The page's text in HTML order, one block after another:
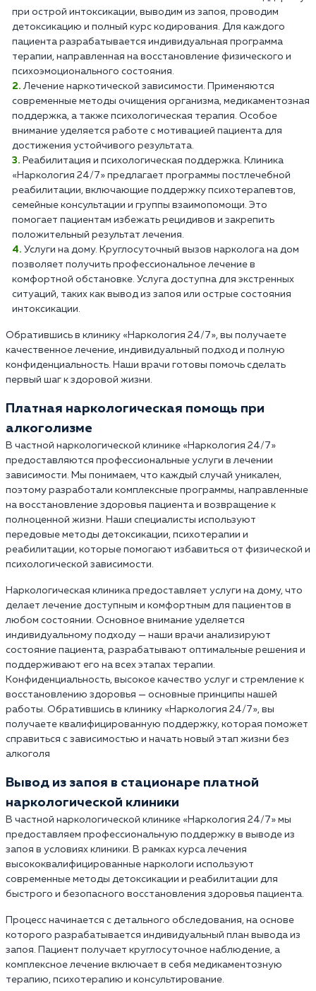
при острой интоксикации, выводим из запоя, проводим
детоксикацию и полный курс кодирования. Для каждого
пациента разрабатывается индивидуальная программа
терапии, направленная на восстановление физического и
психоэмоционального состояния.
Лечение наркотической зависимости. Применяются
современные методы очищения организма, медикаментозная
поддержка, а также психологическая терапия. Особое
внимание уделяется работе с мотивацией пациента для
достижения устойчивого результата.
Реабилитация и психологическая поддержка. Клиника
«Наркология 24/7» предлагает программы постлечебной
реабилитации, включающие поддержку психотерапевтов,
семейные консультации и группы взаимопомощи. Это
помогает пациентам избежать рецидивов и закрепить
положительный результат лечения.
Услуги на дому. Круглосуточный вызов нарколога на дом
позволяет получить профессиональное лечение в
комфортной обстановке. Услуга доступна для экстренных
ситуаций, таких как вывод из запоя или острые состояния
интоксикации.
Обратившись в клинику «Наркология 24/7», вы получаете
качественное лечение, индивидуальный подход и полную
конфиденциальность. Наши врачи готовы помочь сделать
первый шаг к здоровой жизни.
Платная наркологическая помощь при
алкоголизме
В частной наркологической клинике «Наркология 24/7»
предоставляются профессиональные услуги в лечении
зависимости. Мы понимаем, что каждый случай уникален,
поэтому разработали комплексные программы, направленные
на восстановление здоровья пациента и возвращение к
полноценной жизни. Наши специалисты используют
передовые методы детоксикации, психотерапии и
реабилитации, которые помогают избавиться от физической и
психологической зависимости.
Наркологическая клиника предоставляет услуги на дому, что
делает лечение доступным и комфортным для пациентов в
любом состоянии. Основное внимание уделяется
индивидуальному подходу — наши врачи анализируют
состояние пациента, разрабатывают оптимальные решения и
поддерживают его на всех этапах терапии.
Конфиденциальность, высокое качество услуг и стремление к
восстановлению здоровья — основные принципы нашей
работы. Обратившись в клинику «Наркология 24/7», вы
получаете квалифицированную поддержку, которая поможет
справиться с зависимостью и начать новый этап жизни без
алкоголя
Вывод из запоя в стационаре платной
наркологической клиники
В частной наркологической клинике «Наркология 24/7» мы
предоставляем профессиональную поддержку в выводе из
запоя в условиях клиники. В рамках курса лечения
высококвалифицированные наркологи используют
современные методы детоксикации и реабилитации для
быстрого и безопасного восстановления здоровья пациента.
Процесс начинается с детального обследования, на основе
которого разрабатывается индивидуальный план вывода из
запоя. Пациент получает круглосуточное наблюдение, а
комплексное лечение включает в себя медикаментозную
терапию, психотерапию и консультирование.